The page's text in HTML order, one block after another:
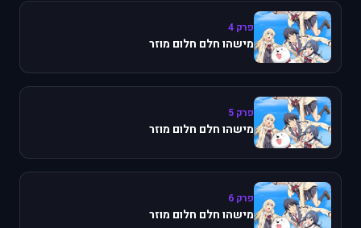
פרק 4
מישהו חלם חלום מוזר
פרק 5
מישהו חלם חלום מוזר
פרק 6
מישהו חלם חלום מוזר